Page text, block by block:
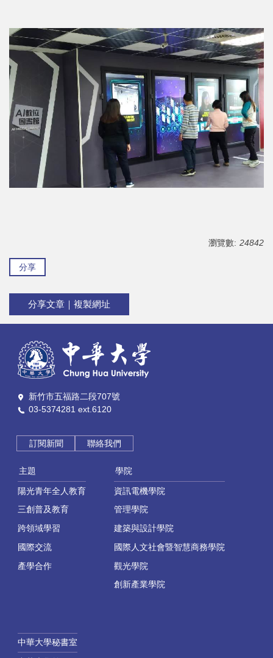
瀏覽數: 24842
分享
分享文章｜複製網址
新竹市五福路二段707號
03-5374281 ext.6120
訂閱新聞 聯絡我們
主題
陽光青年全人教育
三創普及教育
跨領域學習
國際交流
產學合作
學院
資訊電機學院
管理學院
建築與設計學院
國際人文社會暨智慧商務學院
觀光學院
創新產業學院
中華大學秘書室